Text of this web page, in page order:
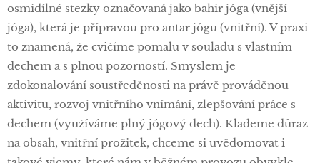
osmidílné stezky označovaná jako bahir jóga (vnější
jóga), která je přípravou pro antar jógu (vnitřní). V praxi
to znamená, že cvičíme pomalu v souladu s vlastním
dechem a s plnou pozorností. Smyslem je
zdokonalování soustředěnosti na právě prováděnou
aktivitu, rozvoj vnitřního vnímání, zlepšování práce s
dechem (využíváme plný jógový dech). Klademe důraz
na obsah, vnitřní prožitek, chceme si uvědomovat i